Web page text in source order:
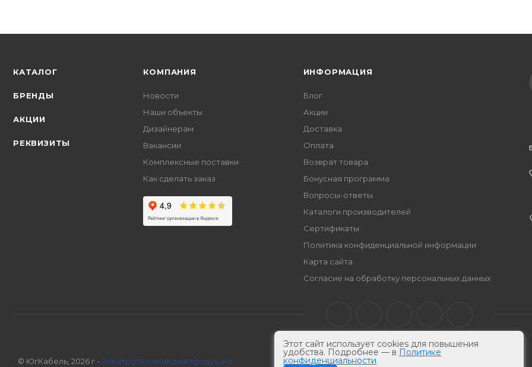
КАТАЛОГ
БРЕНДЫ
АКЦИИ
РЕКВИЗИТЫ
КОМПАНИЯ
Новости
Наши объекты
Дизайнерам
Вакансии
Комплексные поставки
Как сделать заказ
ИНФОРМАЦИЯ
Блог
Акции
Доставка
Оплата
Возврат товара
Бонусная программа
Вопросы-ответы
Каталоги производителей
Сертификаты
Политика конфиденциальной информации
Карта сайта
Согласие на обработку персональных данных
© ЮгКабель, 2026 г - Электротехническая продукция
Этот сайт использует cookies для повышения
удобства. Подробнее — в Политике
конфиденциальности